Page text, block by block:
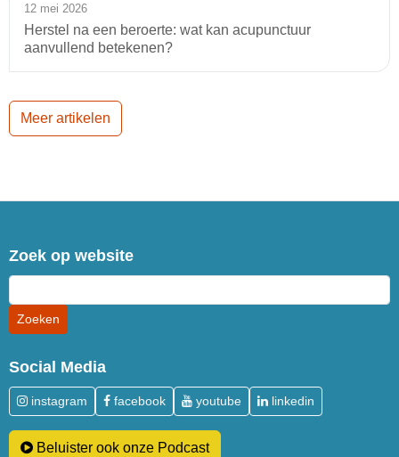
12 mei 2026
Herstel na een beroerte: wat kan acupunctuur
aanvullend betekenen?
Meer artikelen
Zoek op website
Social Media
instagram facebook youtube linkedin
Beluister ook onze Podcast